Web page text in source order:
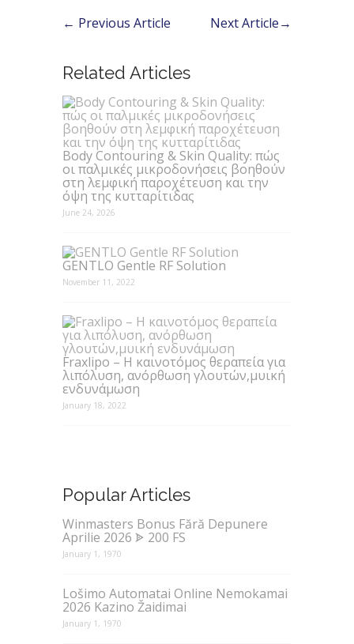
← Previous Article Next Article→
Related Articles
Body Contouring & Skin Quality: πώς
οι παλμικές μικροδονήσεις βοηθούν
στη λεμφική παροχέτευση και την
όψη της κυτταρίτιδας
June 24, 2026
GENTLO Gentle RF Solution
November 11, 2022
Fraxlipo – Η καινοτόμος θεραπεία για
λιπόλυση, ανόρθωση γλουτών,μυική
ενδυνάμωση
January 18, 2022
Popular Articles
Winmasters Bonus Fără Depunere
Aprilie 2026 ᗎ 200 FS
January 1, 1970
Lošimo Automatai Online Nemokamai
2026 Kazino Žaidimai
January 1, 1970